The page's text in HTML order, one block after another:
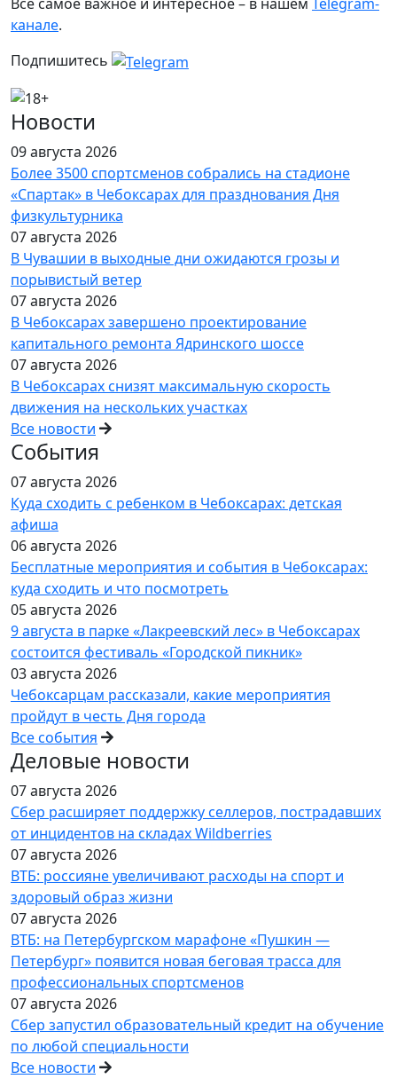
канале.
Подпишитесь
Новости
09 августа 2026
Более 3500 спортсменов собрались на стадионе
«Спартак» в Чебоксарах для празднования Дня
физкультурника
07 августа 2026
В Чувашии в выходные дни ожидаются грозы и
порывистый ветер
07 августа 2026
В Чебоксарах завершено проектирование
капитального ремонта Ядринского шоссе
07 августа 2026
В Чебоксарах снизят максимальную скорость
движения на нескольких участках
Все новости
События
07 августа 2026
Куда сходить с ребенком в Чебоксарах: детская
афиша
06 августа 2026
Бесплатные мероприятия и события в Чебоксарах:
куда сходить и что посмотреть
05 августа 2026
9 августа в парке «Лакреевский лес» в Чебоксарах
состоится фестиваль «Городской пикник»
03 августа 2026
Чебоксарцам рассказали, какие мероприятия
пройдут в честь Дня города
Все события
Деловые новости
07 августа 2026
Сбер расширяет поддержку селлеров, пострадавших
от инцидентов на складах Wildberries
07 августа 2026
ВТБ: россияне увеличивают расходы на спорт и
здоровый образ жизни
07 августа 2026
ВТБ: на Петербургском марафоне «Пушкин —
Петербург» появится новая беговая трасса для
профессиональных спортсменов
07 августа 2026
Сбер запустил образовательный кредит на обучение
по любой специальности
Все новости